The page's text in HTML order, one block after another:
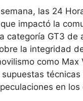
las 24
impactó la
categoría GT3
la integridad
como
en